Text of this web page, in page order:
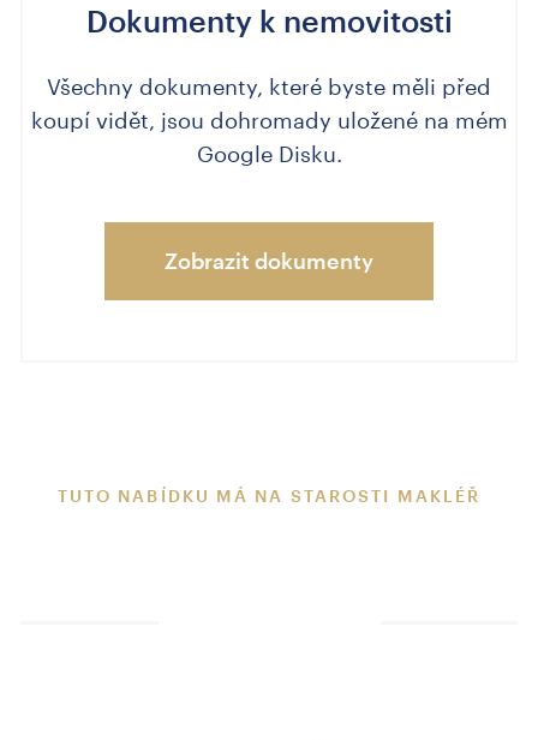
Dokumenty k nemovitosti
Všechny dokumenty, které byste měli před
koupí vidět, jsou dohromady uložené na mém
Google Disku.
Zobrazit dokumenty
TUTO NABÍDKU MÁ NA STAROSTI MAKLÉŘ